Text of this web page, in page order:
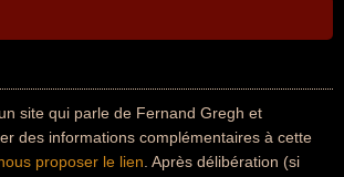
site qui parle de Fernand Gregh et
des informations complémentaires à cette
proposer le lien . Après délibération (si